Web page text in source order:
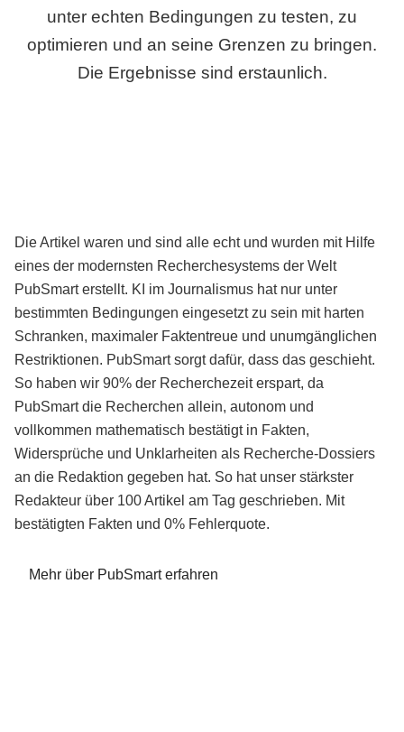
unter echten Bedingungen zu testen, zu
optimieren und an seine Grenzen zu bringen.
Die Ergebnisse sind erstaunlich.
Die Artikel waren und sind alle echt und wurden mit Hilfe
eines der modernsten Recherchesystems der Welt
PubSmart erstellt. KI im Journalismus hat nur unter
bestimmten Bedingungen eingesetzt zu sein mit harten
Schranken, maximaler Faktentreue und unumgänglichen
Restriktionen. PubSmart sorgt dafür, dass das geschieht.
So haben wir 90% der Recherchezeit erspart, da
PubSmart die Recherchen allein, autonom und
vollkommen mathematisch bestätigt in Fakten,
Widersprüche und Unklarheiten als Recherche-Dossiers
an die Redaktion gegeben hat. So hat unser stärkster
Redakteur über 100 Artikel am Tag geschrieben. Mit
bestätigten Fakten und 0% Fehlerquote.
Mehr über PubSmart erfahren